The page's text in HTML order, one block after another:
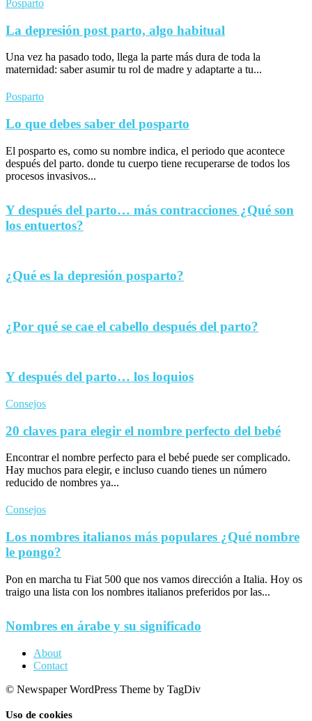
Posparto
La depresión post parto, algo habitual
Una vez ha pasado todo, llega la parte más dura de toda la
maternidad: saber asumir tu rol de madre y adaptarte a tu...
Posparto
Lo que debes saber del posparto
El posparto es, como su nombre indica, el periodo que acontece
después del parto. donde tu cuerpo tiene recuperarse de todos los
procesos invasivos...
Y después del parto… más contracciones ¿Qué son
los entuertos?
¿Qué es la depresión posparto?
¿Por qué se cae el cabello después del parto?
Y después del parto… los loquios
Consejos
20 claves para elegir el nombre perfecto del bebé
Encontrar el nombre perfecto para el bebé puede ser complicado.
Hay muchos para elegir, e incluso cuando tienes un número
reducido de nombres ya...
Consejos
Los nombres italianos más populares ¿Qué nombre
le pongo?
Pon en marcha tu Fiat 500 que nos vamos dirección a Italia. Hoy os
traigo una lista con los nombres italianos preferidos por las...
Nombres en árabe y su significado
About
Contact
© Newspaper WordPress Theme by TagDiv
Uso de cookies